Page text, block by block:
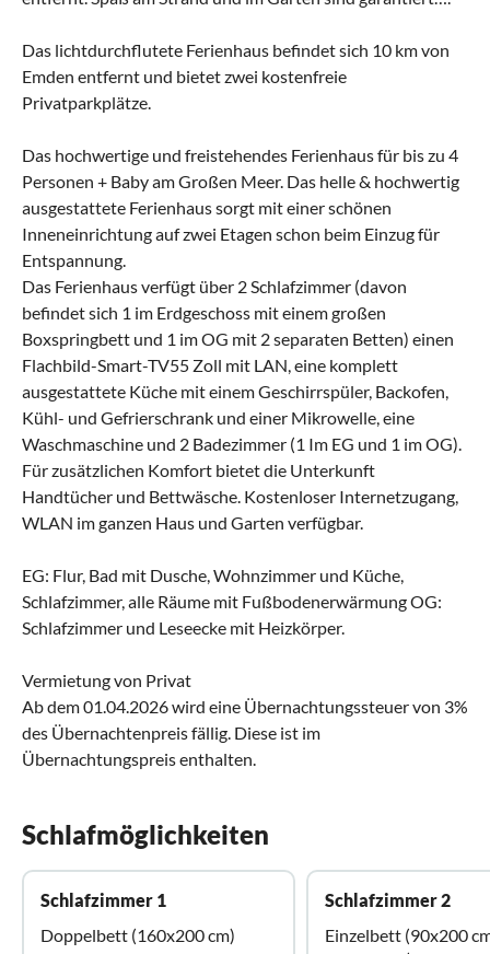
Das lichtdurchflutete Ferienhaus befindet sich 10 km von
Emden entfernt und bietet zwei kostenfreie
Privatparkplätze.
Das hochwertige und freistehendes Ferienhaus für bis zu 4
Personen + Baby am Großen Meer. Das helle & hochwertig
ausgestattete Ferienhaus sorgt mit einer schönen
Inneneinrichtung auf zwei Etagen schon beim Einzug für
Entspannung.
Das Ferienhaus verfügt über 2 Schlafzimmer (davon
befindet sich 1 im Erdgeschoss mit einem großen
Boxspringbett und 1 im OG mit 2 separaten Betten) einen
Flachbild-Smart-TV55 Zoll mit LAN, eine komplett
ausgestattete Küche mit einem Geschirrspüler, Backofen,
Kühl- und Gefrierschrank und einer Mikrowelle, eine
Waschmaschine und 2 Badezimmer (1 Im EG und 1 im OG).
Für zusätzlichen Komfort bietet die Unterkunft
Handtücher und Bettwäsche. Kostenloser Internetzugang,
WLAN im ganzen Haus und Garten verfügbar.
EG: Flur, Bad mit Dusche, Wohnzimmer und Küche,
Schlafzimmer, alle Räume mit Fußbodenerwärmung OG:
Schlafzimmer und Leseecke mit Heizkörper.
Vermietung von Privat
Ab dem 01.04.2026 wird eine Übernachtungssteuer von 3%
des Übernachtenpreis fällig. Diese ist im
Übernachtungspreis enthalten.
Schlafmöglichkeiten
Schlafzimmer 1
Doppelbett (160x200 cm)
Schlafzimmer 2
Einzelbett (90x200